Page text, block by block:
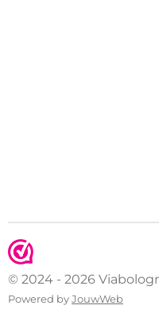
© 2024 - 2026
Powered byJouwWeb